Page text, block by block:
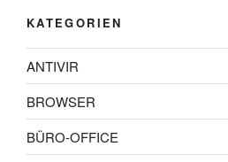
KATEGORIEN
ANTIVIR
BROWSER
BÜRO-OFFICE